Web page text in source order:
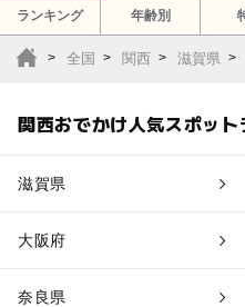
ランキング 年齢別
全国 関西 滋賀県
関西おでかけ人気スポット
滋賀県
大阪府
奈良県